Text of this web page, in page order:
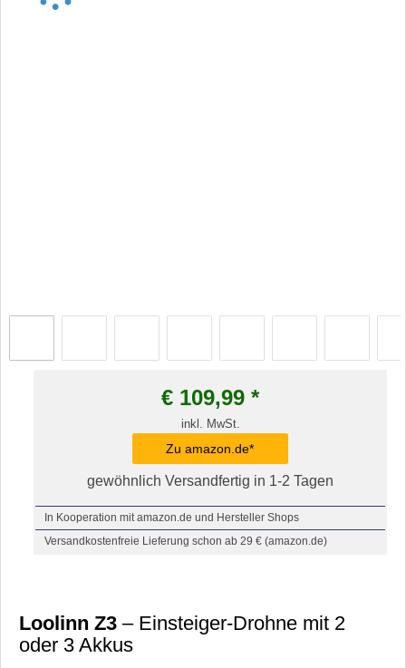
€ 109,99 *
inkl. MwSt.
Zu amazon.de*
gewöhnlich Versandfertig in 1-2 Tagen
In Kooperation mit amazon.de und Hersteller Shops
Versandkostenfreie Lieferung schon ab 29 € (amazon.de)
Loolinn Z3 – Einsteiger-Drohne mit 2
oder 3 Akkus